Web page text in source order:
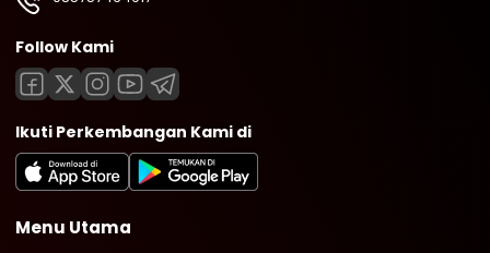
Follow Kami
Ikuti Perkembangan Kami di
Menu Utama